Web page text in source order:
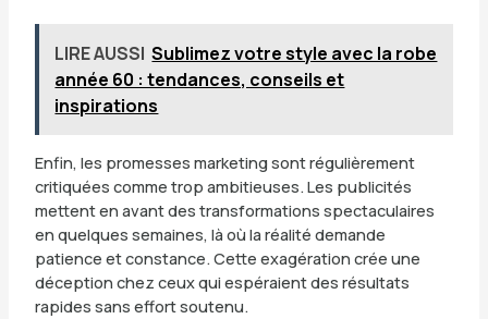
LIRE AUSSI Sublimez votre style avec la robe
année 60 : tendances, conseils et
inspirations
Enfin, les promesses marketing sont régulièrement
critiquées comme trop ambitieuses. Les publicités
mettent en avant des transformations spectaculaires
en quelques semaines, là où la réalité demande
patience et constance. Cette exagération crée une
déception chez ceux qui espéraient des résultats
rapides sans effort soutenu.